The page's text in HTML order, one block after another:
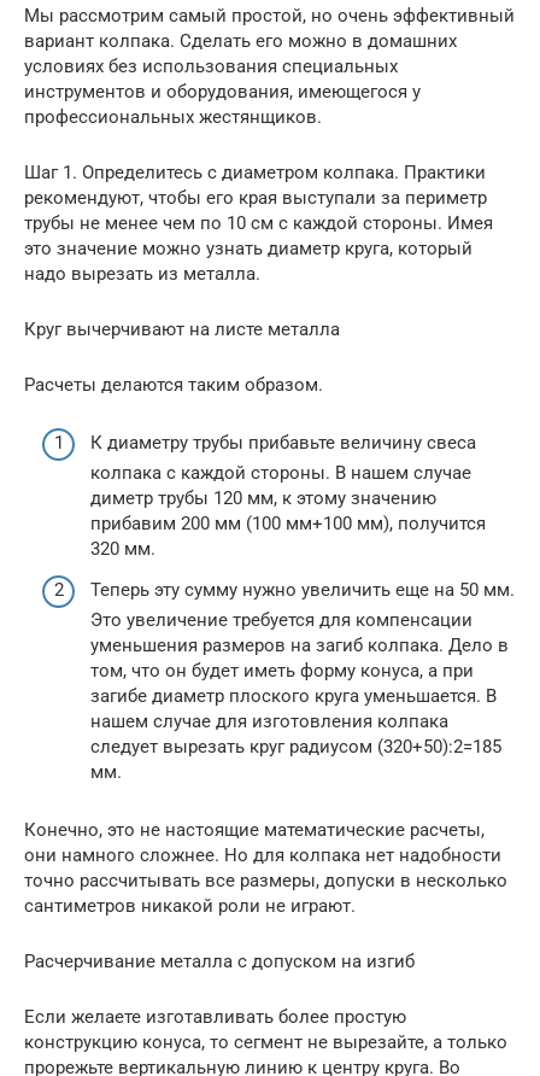
Мы рассмотрим самый простой, но очень эффективный
вариант колпака. Сделать его можно в домашних
условиях без использования специальных
инструментов и оборудования, имеющегося у
профессиональных жестянщиков.
Шаг 1. Определитесь с диаметром колпака. Практики
рекомендуют, чтобы его края выступали за периметр
трубы не менее чем по 10 см с каждой стороны. Имея
это значение можно узнать диаметр круга, который
надо вырезать из металла.
Круг вычерчивают на листе металла
Расчеты делаются таким образом.
К диаметру трубы прибавьте величину свеса
колпака с каждой стороны. В нашем случае
диметр трубы 120 мм, к этому значению
прибавим 200 мм (100 мм+100 мм), получится
320 мм.
Теперь эту сумму нужно увеличить еще на 50 мм.
Это увеличение требуется для компенсации
уменьшения размеров на загиб колпака. Дело в
том, что он будет иметь форму конуса, а при
загибе диаметр плоского круга уменьшается. В
нашем случае для изготовления колпака
следует вырезать круг радиусом (320+50):2=185
мм.
Конечно, это не настоящие математические расчеты,
они намного сложнее. Но для колпака нет надобности
точно рассчитывать все размеры, допуски в несколько
сантиметров никакой роли не играют.
Расчерчивание металла с допуском на изгиб
Если желаете изготавливать более простую
конструкцию конуса, то сегмент не вырезайте, а только
прорежьте вертикальную линию к центру круга. Во